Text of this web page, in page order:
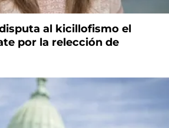
al kicillofismo el
por la relección de